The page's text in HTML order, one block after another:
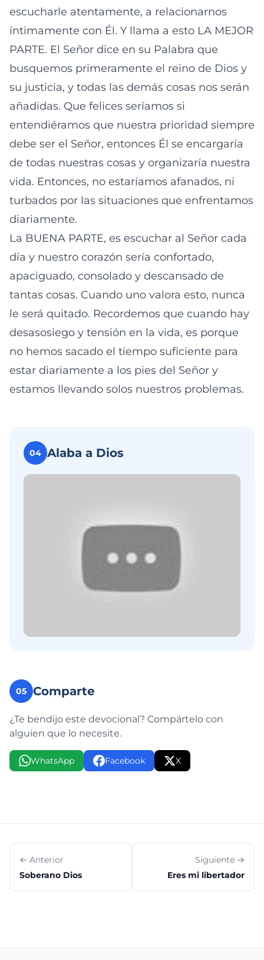
escucharle atentamente, a relacionarnos
íntimamente con Él. Y llama a esto LA MEJOR
PARTE. El Señor dice en su Palabra que
busquemos primeramente el reino de Dios y
su justicia, y todas las demás cosas nos serán
añadidas. Que felices seríamos si
entendiéramos que nuestra prioridad siempre
debe ser el Señor, entonces Él se encargaría
de todas nuestras cosas y organizaría nuestra
vida. Entonces, no estaríamos afanados, ni
turbados por las situaciones que enfrentamos
diariamente.
La BUENA PARTE, es escuchar al Señor cada
día y nuestro corazón sería confortado,
apaciguado, consolado y descansado de
tantas cosas. Cuando uno valora esto, nunca
le será quitado. Recordemos que cuando hay
desasosiego y tensión en la vida, es porque
no hemos sacado el tiempo suficiente para
estar diariamente a los pies del Señor y
estamos llevando solos nuestros problemas.
04 Alaba a Dios
05 Comparte
¿Te bendijo este devocional? Compártelo con
alguien que lo necesite.
WhatsApp Facebook X
← Anterior
Soberano Dios
Siguiente →
Eres mi libertador